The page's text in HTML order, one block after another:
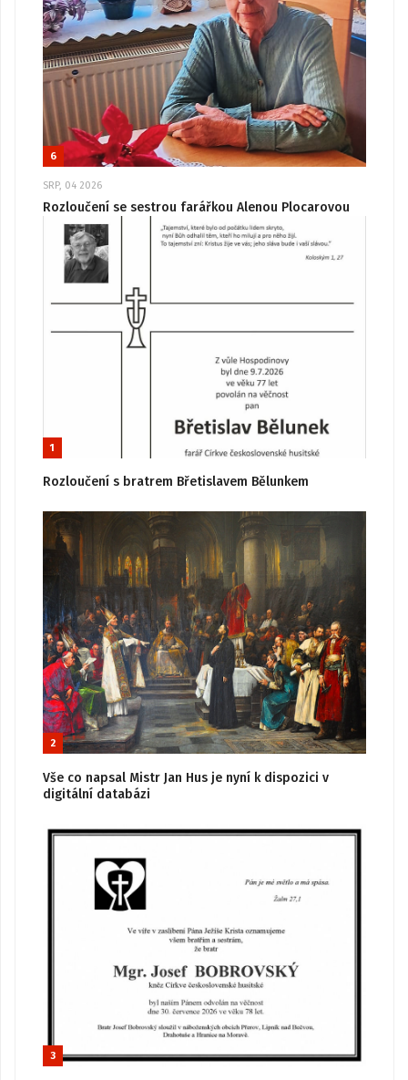
6
SRP, 04 2026
Rozloučení se sestrou farářkou Alenou Plocarovou
1
Rozloučení s bratrem Břetislavem Bělunkem
2
Vše co napsal Mistr Jan Hus je nyní k dispozici v
digitální databázi
3